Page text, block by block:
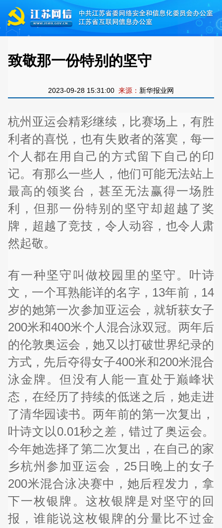
致敬那一份特别的坚守
2023-09-28 15:31:00 来源： 新华报业网
杭州亚运会精彩继续，比赛场上，有胜
利者的喜悦，也有失败者的落寞，每一
个人都在用自己的方式留下自己的印
记。有那么一些人，他们可能无法站上
最高的领奖台，甚至无法赢得一场胜
利，但那一份特别的坚守却超越了奖
牌，超越了竞技，令人动容，也令人肃
然起敬。
有一种坚守叫做校园里的坚守。叶诗
文，一个耳熟能详的名字，13年前，14
岁的她第一次参加亚运会，就斩获女子
200米和400米个人混合泳双冠。两年后
的伦敦奥运会，她又以打破世界纪录的
方式，先后夺得女子400米和200米混合
泳金牌。但没有人能一直处于巅峰状
态，在经历了持续的低迷之后，她走进
了清华园读书。两年前的第一次复出，
叶诗文以0.01秒之差，错过了奥运会。
今年她选择了第二次复出，在自己的家
乡杭州参加亚运会，25日晚上的女子
200米混合泳决赛中，她后程发力，拿
下一枚银牌。这枚银牌是对坚守的回
报，谁能说这枚银牌的分量比不过金